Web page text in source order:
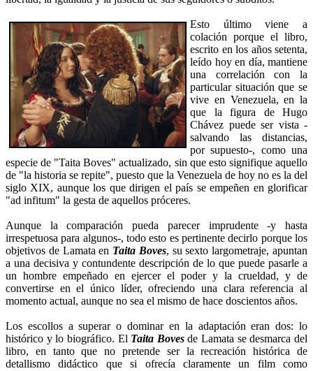
Esto último viene a
colación porque el libro,
escrito en los años setenta,
leído hoy en día, mantiene
una correlación con la
particular situación que se
vive en Venezuela, en la
que la figura de Hugo
Chávez puede ser vista -
salvando las distancias,
por supuesto-, como una
especie de "Taita Boves" actualizado, sin que esto signifique aquello
de "la historia se repite", puesto que la Venezuela de hoy no es la del
siglo XIX, aunque los que dirigen el país se empeñen en glorificar
"ad infitum" la gesta de aquellos próceres.
Aunque la comparación pueda parecer imprudente -y hasta
irrespetuosa para algunos-, todo esto es pertinente decirlo porque los
objetivos de Lamata en Taita Boves, su sexto largometraje, apuntan
a una decisiva y contundente descripción de lo que puede pasarle a
un hombre empeñado en ejercer el poder y la crueldad, y de
convertirse en el único líder, ofreciendo una clara referencia al
momento actual, aunque no sea el mismo de hace doscientos años.
Los escollos a superar o dominar en la adaptación eran dos: lo
histórico y lo biográfico. El Taita Bovesde Lamata se desmarca del
libro, en tanto que no pretende ser la recreación histórica de
detallismo didáctico que si ofrecía claramente un film como